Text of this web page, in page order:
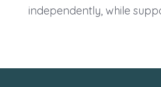
independently, while